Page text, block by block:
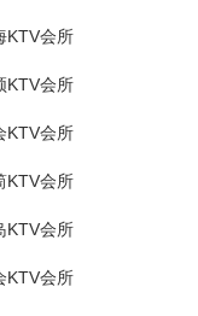
KTV会所
KTV会所
KTV会所
KTV会所
KTV会所
KTV会所